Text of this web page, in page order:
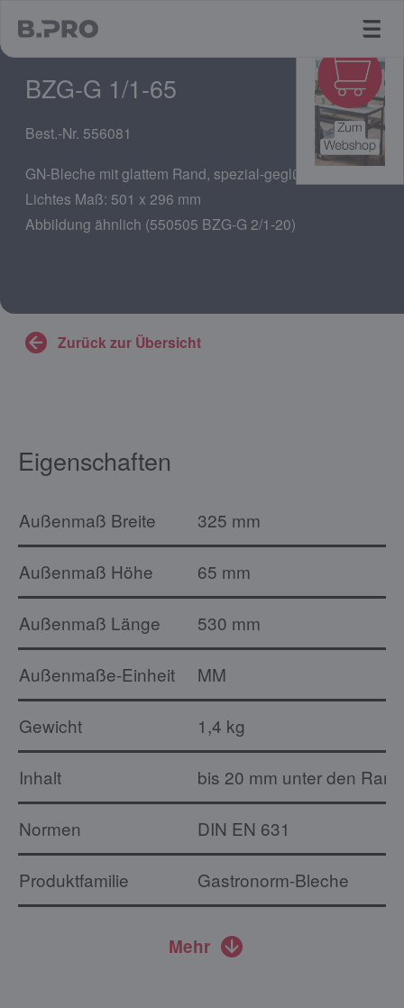
BZG-G 1/1-65
Best.-Nr. 556081
GN-Bleche mit glattem Rand, spezial-geglüht
Lichtes Maß: 501 x 296 mm
Abbildung ähnlich (550505 BZG-G 2/1-20)
Zurück zur Übersicht
Eigenschaften
Außenmaß Breite 325 mm
Außenmaß Höhe 65 mm
Außenmaß Länge 530 mm
Außenmaße-Einheit MM
Gewicht 1,4 kg
Inhalt bis 20 mm unter den
Normen DIN EN 631
Produktfamilie Gastronorm-Bleche
Mehr